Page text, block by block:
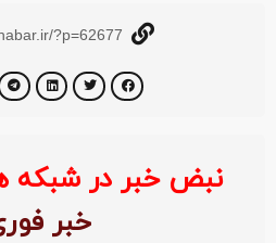
?p=62677
نبض خبر در شبکه
خبر